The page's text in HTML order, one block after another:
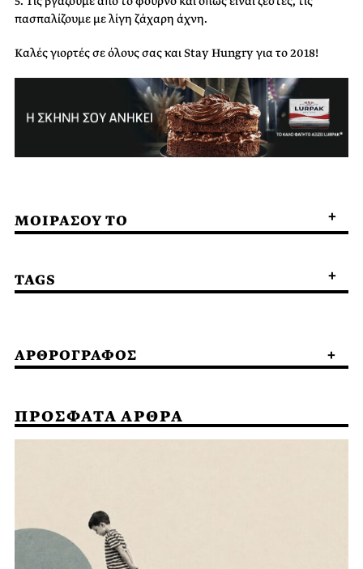
πασπαλίζουμε με λίγη ζάχαρη άχνη.
Καλές γιορτές σε όλους σας και Stay Hungry για το 2018!
ΜΟΙΡΑΣΟΥ ΤΟ
TAGS
ΑΡΘΡΟΓΡΑΦΟΣ
ΠΡΟΣΦΑΤΑ ΑΡΘΡΑ